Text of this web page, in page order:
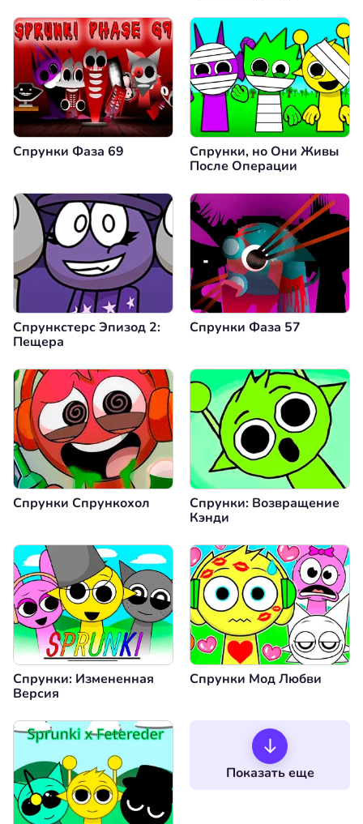
Спрунки Фаза 69
Спрунки, но Они Живы
После Операции
Спрункстерс Эпизод 2:
Пещера
Спрунки Фаза 57
Спрунки Спрункохол
Спрунки: Возвращение
Кэнди
Спрунки: Измененная
Версия
Спрунки Мод Любви
Показать еще